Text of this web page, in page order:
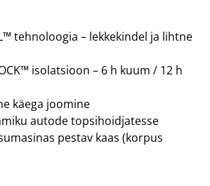
tehnoloogia – lekkekindel ja lihtne
isolatsioon – 6 h kuum / 12 h
käega joomine
autode topsihoidjatesse
pestav kaas (korpus